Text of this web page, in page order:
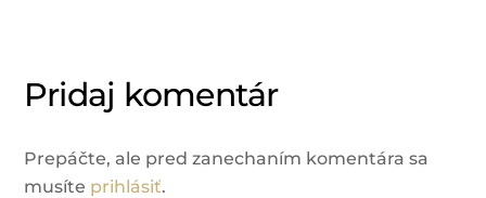
Pridaj komentár
Prepáčte, ale pred zanechaním komentára sa
musíte prihlásiť.